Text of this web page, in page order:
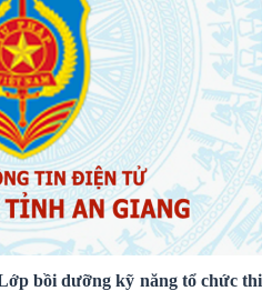
bồi dưỡng kỹ năng tổ chức thi